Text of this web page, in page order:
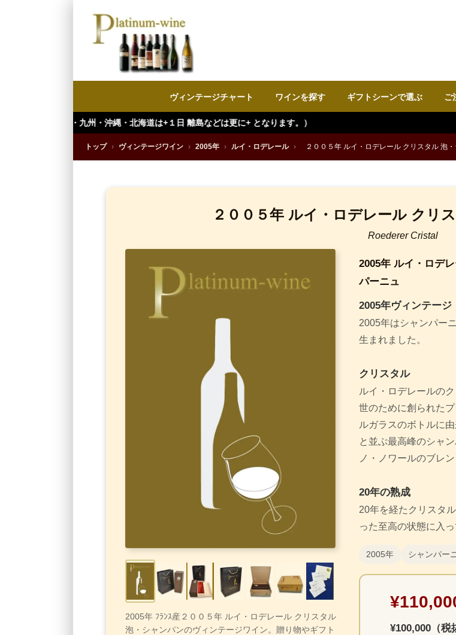
ヴィンテージチャート ワインを探す ギフトシーンで選ぶ ご
沖縄・北海道は+１日 離島などは更に+ となります。）
トップ › ヴィンテージワイン › 2005年 › ルイ・ロデレール › ２００５年 ルイ・ロデレール クリスタル 泡
２００５年 ルイ・ロデレール クリ
Roederer Cristal
2005年 ﾌﾗﾝｽ産２００５年 ルイ・ロデレール クリスタル
泡・シャンパンのヴィンテージワイン。贈り物やギフト
2005年 ルイ・ロデ
パーニュ
2005年ヴィンテージ
2005年はシャンパー
生まれました。
クリスタル
ルイ・ロデレールの
世のために創られた
ルガラスのボトルに
と並ぶ最高峰のシャ
ノ・ノワールのブレ
20年の熟成
20年を経たクリスタ
った至高の状態に入っ
2005年 シャンパー
¥100,000（税